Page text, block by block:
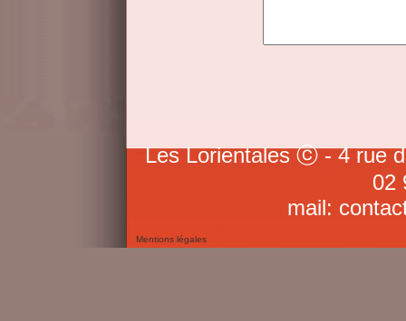
Les Lorientales ⓒ - 4 rue
02
mail:
Mentions légales